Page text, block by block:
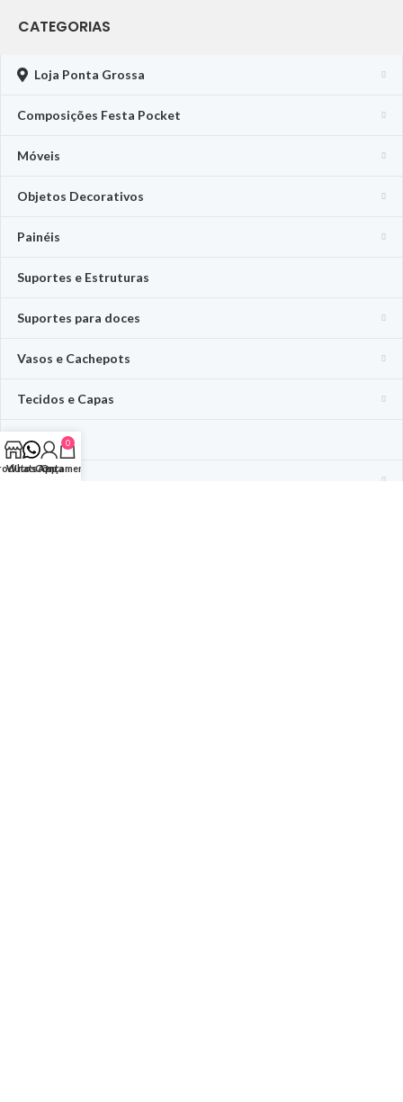
CATEGORIAS
Loja Ponta Grossa
Composições Festa Pocket
Móveis
Objetos Decorativos
Painéis
Suportes e Estruturas
Suportes para doces
Vasos e Cachepots
Tecidos e Capas
Tapetes
WhatsApp
Conta
0
Orçamento